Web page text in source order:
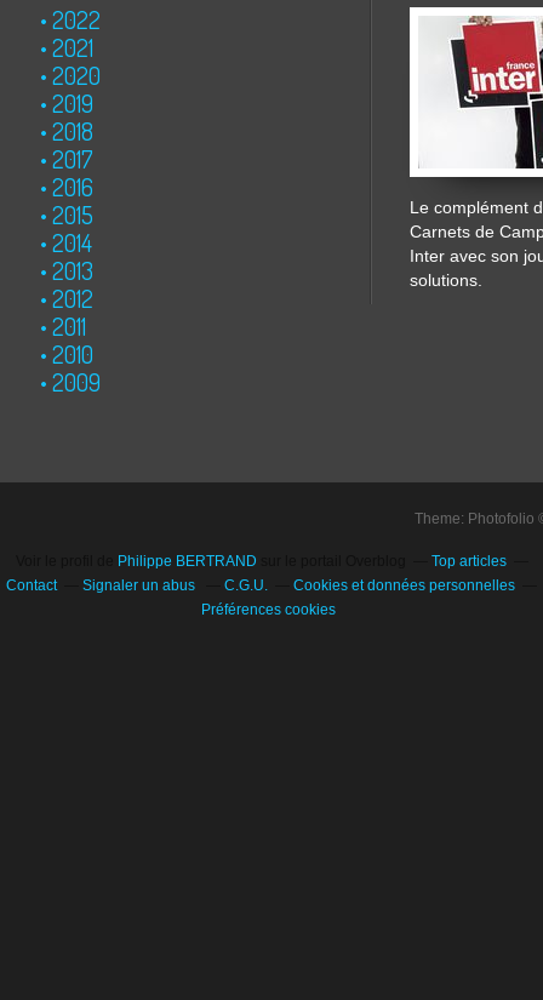
2022
2021
2020
2019
2018
2017
2016
2015
2014
2013
2012
2011
2010
2009
Le complément
Carnets de
Inter avec son
solutions.
Theme:
Philippe BERTRAND
Top articles
Contact
Signaler un abus C.G.U.
Cookies et données personnelles
Préférences cookies